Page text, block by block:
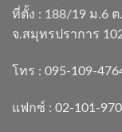
ที่ตั้ง : 188/19 ม.6
จ.สมุทรปราการ
โทร : 095-109-
แฟกซ์ : 02-101-